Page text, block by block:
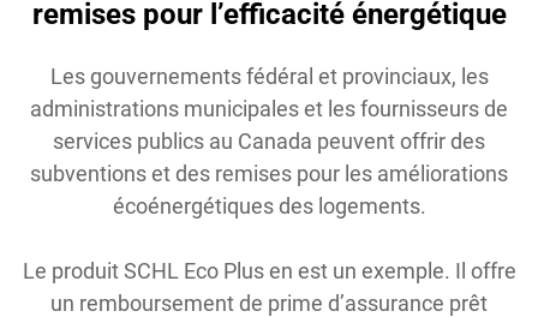
remises pour l’efficacité énergétique
Les gouvernements fédéral et provinciaux, les
administrations municipales et les fournisseurs de
services publics au Canada peuvent offrir des
subventions et des remises pour les améliorations
écoénergétiques des logements.
Le produit SCHL Eco Plus en est un exemple. Il offre
un remboursement de prime d’assurance prêt